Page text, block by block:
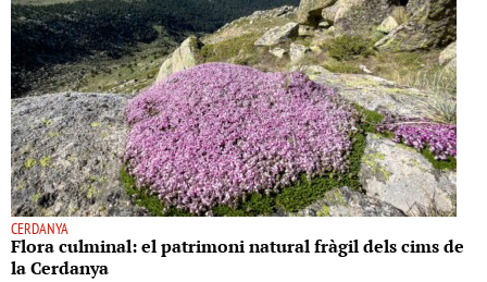
CERDANYA
Flora culminal: el patrimoni natural fràgil dels cims de
la Cerdanya